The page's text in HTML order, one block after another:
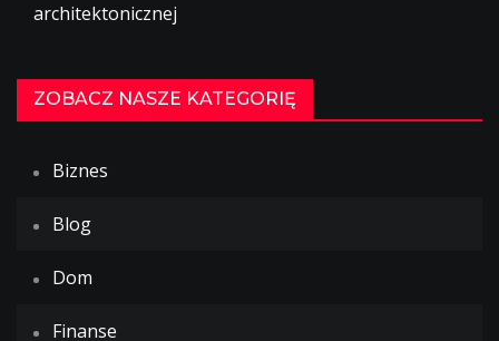
architektonicznej
ZOBACZ NASZE KATEGORIĘ
Biznes
Blog
Dom
Finanse